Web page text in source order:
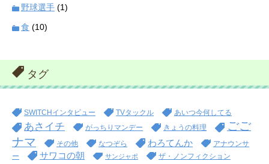
野球選手 (1)
食 (10)
タグ
SWITCHインタビュー TVタックル あいつ今何してる
あさイチ がっちりマンデー きょうの料理
ごご
ナマ
その他 なつぞら わろてんか
アナウンサ
ー
サワコの朝 サンジャポ ザ・ノンフィクション